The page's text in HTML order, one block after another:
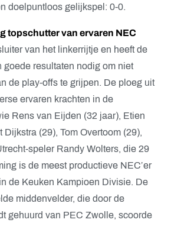
doelpuntloos gelijkspel: 0-0.
topschutter van ervaren NEC
van het linkerrijtje en heeft de
goede resultaten nodig om niet
de play-offs te grijpen. De ploeg uit
ervaren krachten in de
Rens van Eijden (32 jaar), Etien
Dijkstra (29), Tom Overtoom (29),
speler Randy Wolters, die 29
is de meest productieve NEC’er
de Keuken Kampioen Divisie. De
middenvelder, die door de
gehuurd van PEC Zwolle, scoorde